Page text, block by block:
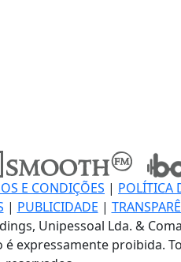
E CONDIÇÕES | POLÍTICA
| PUBLICIDADE |
Unipessoal Lda. &
expressamente proibida.